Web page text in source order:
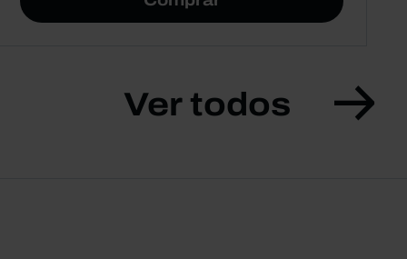
Ver todos